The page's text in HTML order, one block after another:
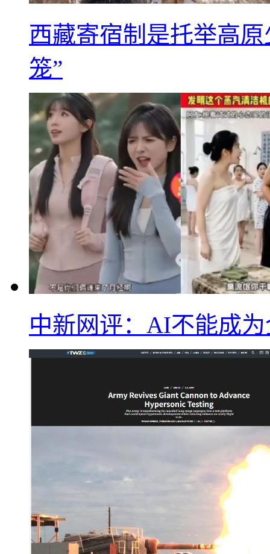
西藏寄宿制是托举高
笼”
中新网评：AI不能成